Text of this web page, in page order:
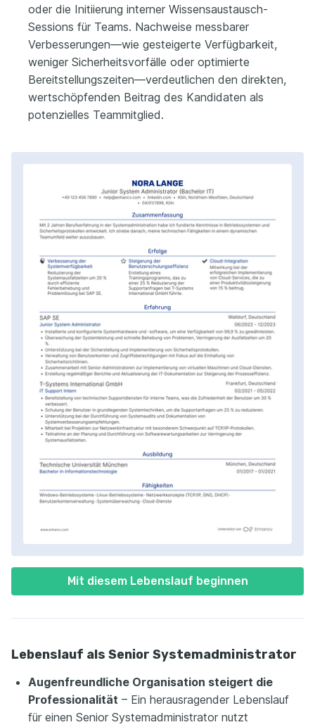
Mit diesem Lebenslauf beginnen
oder die Initiierung interner Wissensaustausch-
Sessions für Teams. Nachweise messbarer
Verbesserungen—wie gesteigerte Verfügbarkeit,
weniger Sicherheitsvorfälle oder optimierte
Bereitstellungszeiten—verdeutlichen den direkten,
wertschöpfenden Beitrag des Kandidaten als
potenzielles Teammitglied.
Lebenslauf als Senior Systemadministrator
Augenfreundliche Organisation steigert die
Professionalität – Ein herausragender Lebenslauf
für einen Senior Systemadministrator nutzt